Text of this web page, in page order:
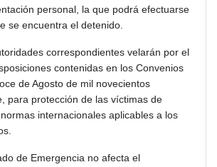
personal, la que podrá efectuarse
se encuentra el detenido.
correspondientes velarán por el
contenidas en los Convenios
de Agosto de mil novecientos
para protección de las víctimas de
internacionales aplicables a los
de Emergencia no afecta el